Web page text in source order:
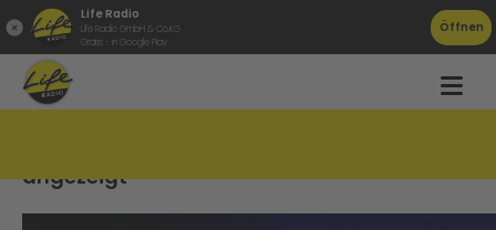
Life Radio
Life Radio GmbH & Co.KG
Gratis - in Google Play
Öffnen
angezeigt